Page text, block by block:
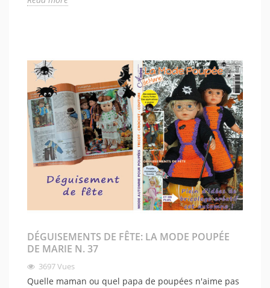
DÉGUISEMENTS DE FÊTE: LA MODE POUPÉE
DE MARIE N. 37
3697Vues
Quelle maman ou quel papa de poupées n'aime pas